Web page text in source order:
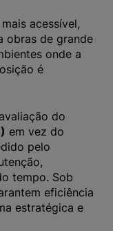
acessível,
obras de grande
onde a
é
do
em vez do
pelo
tempo. Sob
eficiência
estratégica e